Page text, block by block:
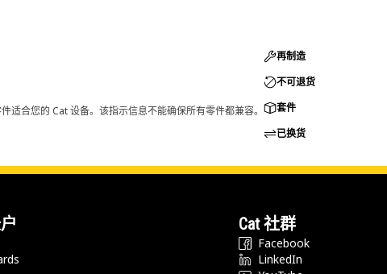
合您的 Cat 设备。该指示信息不能确保所有零件都兼容。
再制造
不可退货
套件
已换货
Cat 社群
Facebook
LinkedIn